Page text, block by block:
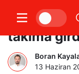
takıma
Boran
13 Haziran